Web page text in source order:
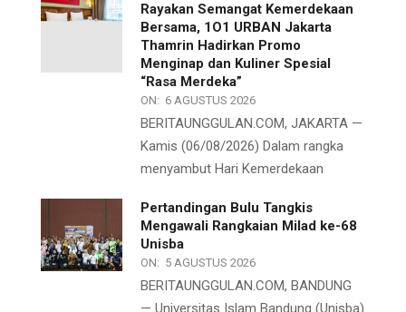
Rayakan Semangat Kemerdekaan
Bersama, 1O1 URBAN Jakarta
Thamrin Hadirkan Promo
Menginap dan Kuliner Spesial
“Rasa Merdeka”
ON: 6 AGUSTUS 2026
BERITAUNGGULAN.COM, JAKARTA —
Kamis (06/08/2026) Dalam rangka
menyambut Hari Kemerdekaan
Pertandingan Bulu Tangkis
Mengawali Rangkaian Milad ke-68
Unisba
ON: 5 AGUSTUS 2026
BERITAUNGGULAN.COM, BANDUNG
— Universitas Islam Bandung (Unisba)